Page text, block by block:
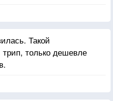
Такой
только дешевле